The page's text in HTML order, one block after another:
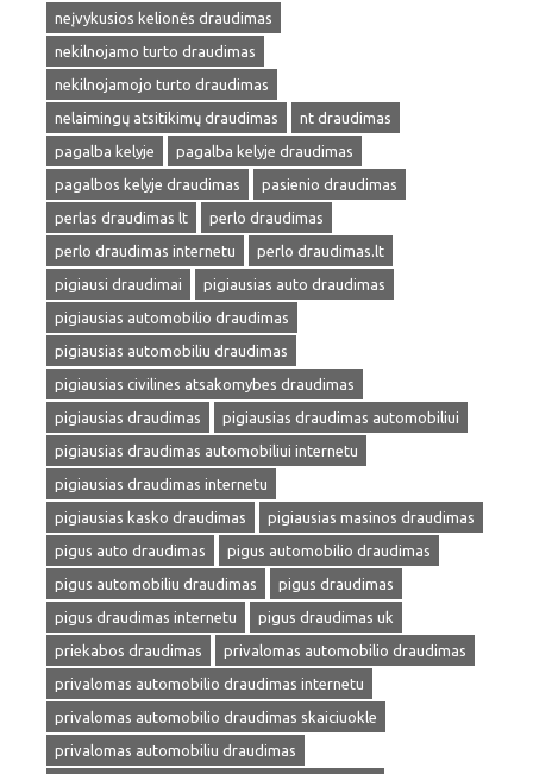
neįvykusios kelionės draudimas
nekilnojamo turto draudimas
nekilnojamojo turto draudimas
nelaimingų atsitikimų draudimas
nt draudimas
pagalba kelyje
pagalba kelyje draudimas
pagalbos kelyje draudimas
pasienio draudimas
perlas draudimas lt
perlo draudimas
perlo draudimas internetu
perlo draudimas.lt
pigiausi draudimai
pigiausias auto draudimas
pigiausias automobilio draudimas
pigiausias automobiliu draudimas
pigiausias civilines atsakomybes draudimas
pigiausias draudimas
pigiausias draudimas automobiliui
pigiausias draudimas automobiliui internetu
pigiausias draudimas internetu
pigiausias kasko draudimas
pigiausias masinos draudimas
pigus auto draudimas
pigus automobilio draudimas
pigus automobiliu draudimas
pigus draudimas
pigus draudimas internetu
pigus draudimas uk
priekabos draudimas
privalomas automobilio draudimas
privalomas automobilio draudimas internetu
privalomas automobilio draudimas skaiciuokle
privalomas automobiliu draudimas